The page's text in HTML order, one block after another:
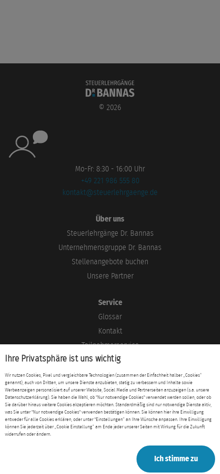
© 2026
Mo-Fr: 8:30 - 16:00 Uhr
+49 221 986 555 80
kontakt@steuerlehrgaenge.de
Über uns
Steuerlehrgänge Dr. Bannas
Unternehmensgruppe Dr. Bannas
Stellenangebote buchen
Unsere Partner
Service
Glossar
Kontakt
Teilnehmerservice
Blog
Rechtliches
Impressum
Datenschutz
AGB
Ihre Privatsphäre ist uns wichtig
Wir nutzen Cookies, Pixel und vergleichbare Technologien (zusammen der Einfachheit halber „Cookies“
genannt), auch von Dritten, um unsere Dienste anzubieten, stetig zu verbessern und Inhalte sowie
Werbeanzeigen personalisiert auf unserer Website, Social Media und Partnerseiten anzuzeigen (s.a. unsere
Datenschutzerklärung). Sie haben die Wahl, ob "Nur notwendige Cookies" verwendet werden sollen, oder ob
Sie darüber hinaus weitere Cookies akzeptieren möchten. Standardmäßig sind nur notwendige Dienste aktiv,
was Sie unter "Nur notwendige Cookies" verwenden bestätigen können. Sie können hier ihre Einwilligung
entweder für alle Cookies erklären, oder unter "Einstellungen“ an Ihre Wünsche anpassen. Ihre Einwilligung
können Sie jederzeit über „Cookie Einstellung“ am Ende jeder unserer Seiten mit Wirkung für die Zukunft
widerrufen oder ändern.
Ich stimme zu